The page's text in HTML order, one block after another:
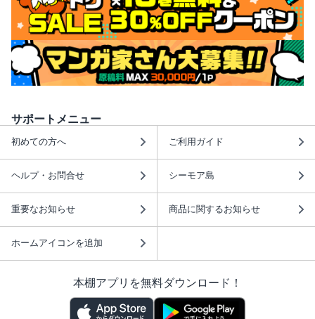
サポートメニュー
初めての方へ ご利用ガイド
ヘルプ・お問合せ シーモア島
重要なお知らせ 商品に関するお知らせ
ホームアイコンを追加
本棚アプリを無料ダウンロード！